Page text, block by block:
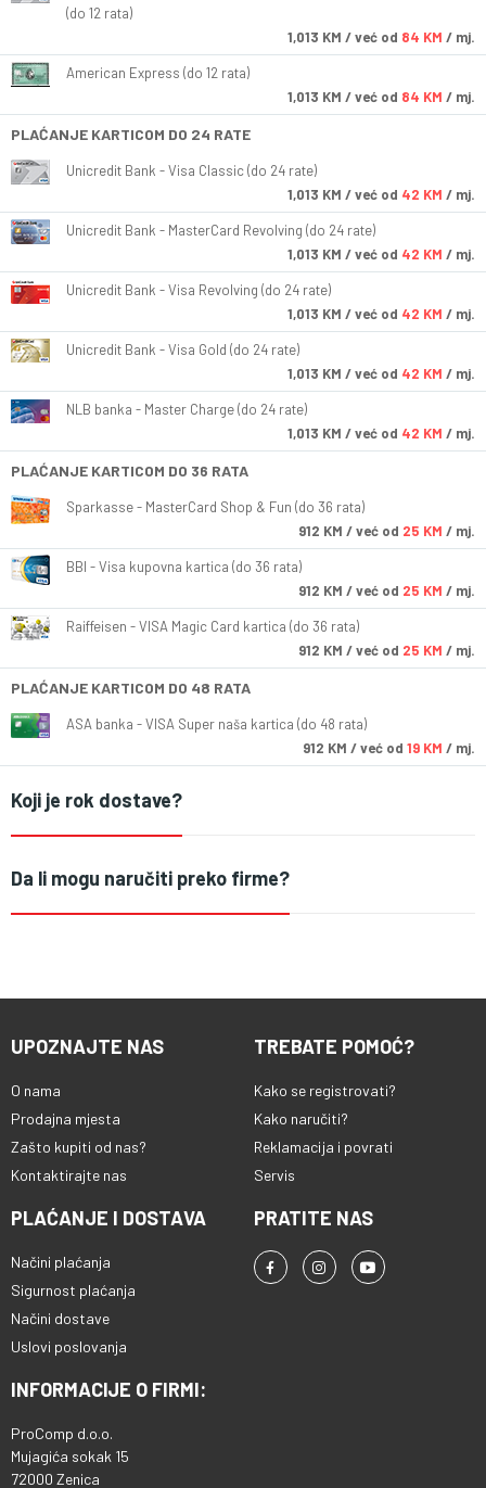
(do 12 rata)
1,013 KM / već od 84 KM / mj.
American Express (do 12 rata)
1,013 KM / već od 84 KM / mj.
PLAĆANJE KARTICOM DO 24 RATE
Unicredit Bank - Visa Classic (do 24 rate)
1,013 KM / već od 42 KM / mj.
Unicredit Bank - MasterCard Revolving (do 24 rate)
1,013 KM / već od 42 KM / mj.
Unicredit Bank - Visa Revolving (do 24 rate)
1,013 KM / već od 42 KM / mj.
Unicredit Bank - Visa Gold (do 24 rate)
1,013 KM / već od 42 KM / mj.
NLB banka - Master Charge (do 24 rate)
1,013 KM / već od 42 KM / mj.
PLAĆANJE KARTICOM DO 36 RATA
Sparkasse - MasterCard Shop & Fun (do 36 rata)
912 KM / već od 25 KM / mj.
BBI - Visa kupovna kartica (do 36 rata)
912 KM / već od 25 KM / mj.
Raiffeisen - VISA Magic Card kartica (do 36 rata)
912 KM / već od 25 KM / mj.
PLAĆANJE KARTICOM DO 48 RATA
ASA banka - VISA Super naša kartica (do 48 rata)
912 KM / već od 19 KM / mj.
Koji je rok dostave?
Da li mogu naručiti preko firme?
UPOZNAJTE NAS
O nama
Prodajna mjesta
Zašto kupiti od nas?
Kontaktirajte nas
TREBATE POMOĆ?
Kako se registrovati?
Kako naručiti?
Reklamacija i povrati
Servis
PLAĆANJE I DOSTAVA
Načini plaćanja
Sigurnost plaćanja
Načini dostave
Uslovi poslovanja
PRATITE NAS
INFORMACIJE O FIRMI:
ProComp d.o.o.
Mujagića sokak 15
72000 Zenica